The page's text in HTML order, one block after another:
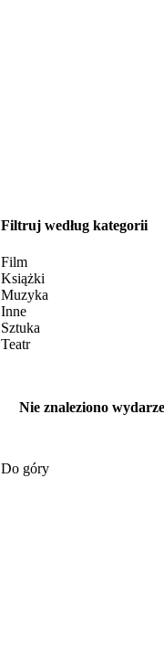
Filtruj według kategorii
Film
Książki
Muzyka
Inne
Sztuka
Teatr
Nie znaleziono
Do góry